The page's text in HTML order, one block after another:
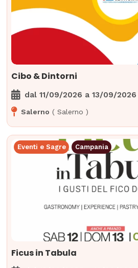
Cibo & Dintorni
dal11/09/2026 a 13/09/2026
Salerno (Salerno )
Eventi e Sagre Campania
Ficus in Tabula